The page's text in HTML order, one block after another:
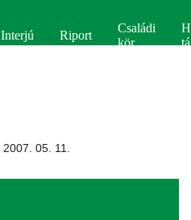
Interjú Riport
Családi
kör
2007. 05. 11.